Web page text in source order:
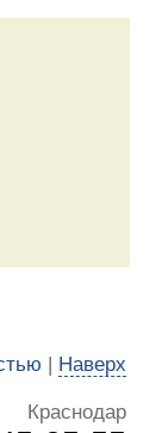
| Наверх
Краснодар